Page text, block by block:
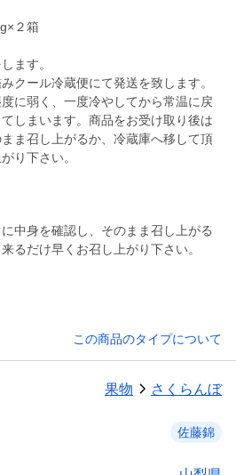
２箱
ます。
クール冷蔵便にて発送を致します。
に弱く、一度冷やしてから常温に戻
しまいます。商品をお受け取り後は
ま召し上がるか、冷蔵庫へ移して頂
り下さい。
中身を確認し、そのまま召し上がる
るだけ早くお召し上がり下さい。
この商品のタイプについて
果物 さくらんぼ
佐藤錦